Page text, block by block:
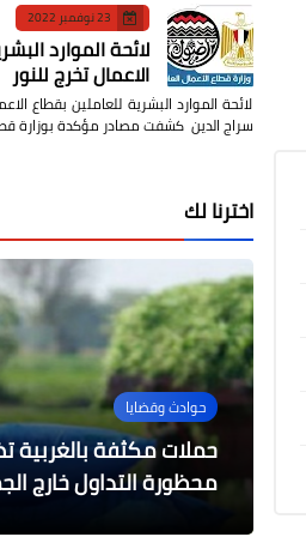
23 نوفمبر 2022
لائحة الموارد
الاعمال تخرج للنور
لائحة الموارد البشرية للعاملين بقطاع
سراج الدين كشفت مصادر مؤكدة بوزارة
اخترنا لك
حوادث وقضايا
محظورة التداول خارج
محافظات
متابعة سير العمل
والصرف الصحى بكفر
....
محافظ القليوبية يتابع
والتجميل بمدينة قليوب
محافظات
راشد ورئيس حي
تجهيزات الممشى
بكورنيش المريوطية
محافظات
مختار يلتقي بوفد أخبار
مبادرة إلمس حلمك